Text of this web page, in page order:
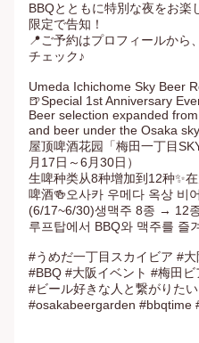
BBQとともに特別な夜をお楽
限定で告知！
📍ご予約はプロフィールから
チェック♪
Umeda Ichichome Sky Beer
🍺Special 1st Anniversary
Beer selection expanded
and beer under the Osaka
屋顶啤酒花园「梅田一丁目
月17日～6月30日）
生啤种类从8种增加到12种✨
啤酒🍻오사카 우메다 옥상 비
(6/17~6/30)생맥주 8종 → 12
루프탑에서 BBQ와 맥주를 즐
#うめだ一丁目スカイビア #
#BBQ #大阪イベント #梅田
#ビール好きな人と繋がりた
#osakabeergarden #bbqtime